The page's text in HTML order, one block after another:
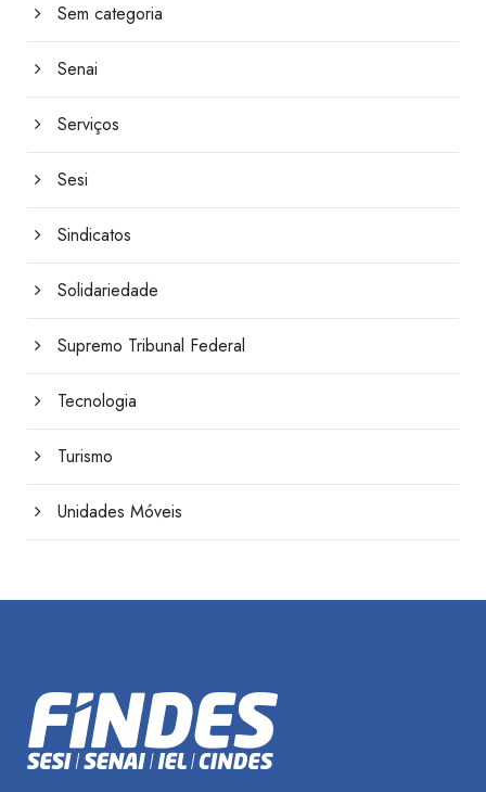
Sem categoria
Senai
Serviços
Sesi
Sindicatos
Solidariedade
Supremo Tribunal Federal
Tecnologia
Turismo
Unidades Móveis